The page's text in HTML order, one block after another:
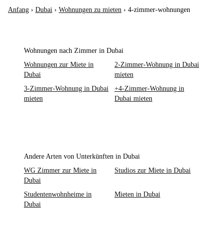
Anfang › Dubai › Wohnungen zu mieten › 4-zimmer-wohnungen
Wohnungen nach Zimmer in Dubai
Wohnungen zur Miete in
Dubai
2-Zimmer-Wohnung in Dubai
mieten
3-Zimmer-Wohnung in Dubai
mieten
+4-Zimmer-Wohnung in
Dubai mieten
Andere Arten von Unterkünften in Dubai
WG Zimmer zur Miete in
Dubai
Studios zur Miete in Dubai
Studentenwohnheime in
Dubai
Mieten in Dubai